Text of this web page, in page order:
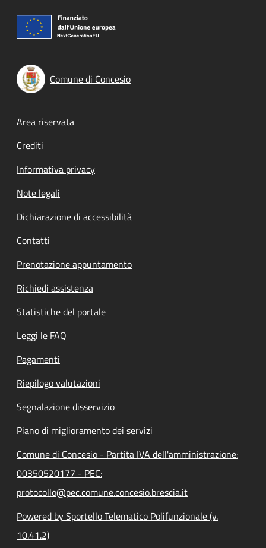
Comune di Concesio
Footer menu
Area riservata
Crediti
Informativa privacy
Note legali
Dichiarazione di accessibilità
Contatti
Prenotazione appuntamento
Richiedi assistenza
Statistiche del portale
Leggi le FAQ
Pagamenti
Riepilogo valutazioni
Segnalazione disservizio
Piano di miglioramento dei servizi
Comune di Concesio - Partita IVA dell'amministrazione:
00350520177 - PEC:
protocollo@pec.comune.concesio.brescia.it
Powered by Sportello Telematico Polifunzionale (v.
10.41.2)